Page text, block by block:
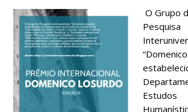
O Grupo
Pesquisa
Estudos